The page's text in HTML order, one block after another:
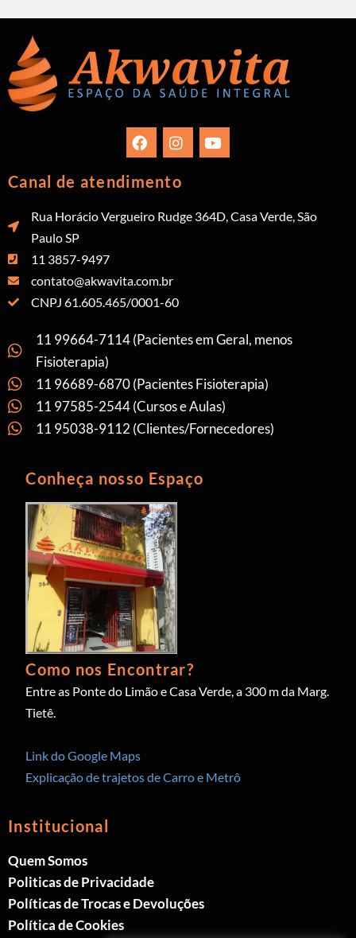
Canal de atendimento
Rua Horácio Vergueiro Rudge 364D, Casa Verde, São
Paulo SP
11 3857-9497
contato@akwavita.com.br
CNPJ 61.605.465/0001-60
11 99664-7114 (Pacientes em Geral, menos
Fisioterapia)
11 96689-6870 (Pacientes Fisioterapia)
11 97585-2544 (Cursos e Aulas)
11 95038-9112 (Clientes/Fornecedores)
Conheça nosso Espaço
Como nos Encontrar?
Entre as Ponte do Limão e Casa Verde, a 300 m da Marg.
Tietê.
Link do Google Maps
Explicação de trajetos de Carro e Metrô
Institucional
Quem Somos
Politicas de Privacidade
Políticas de Trocas e Devoluções
Política de Cookies